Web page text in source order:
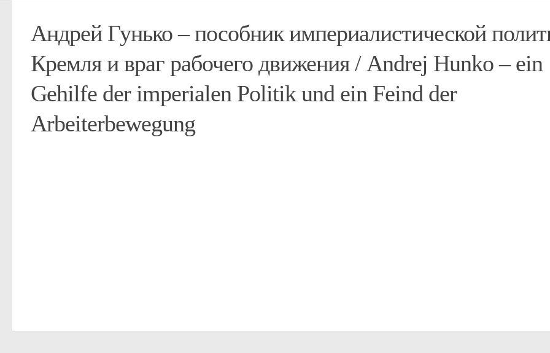
Андрей Гунько – пособник империалистической
Кремля и враг рабочего движения / Andrej Hunko – ein
Gehilfe der imperialen Politik und ein Feind der
Arbeiterbewegung